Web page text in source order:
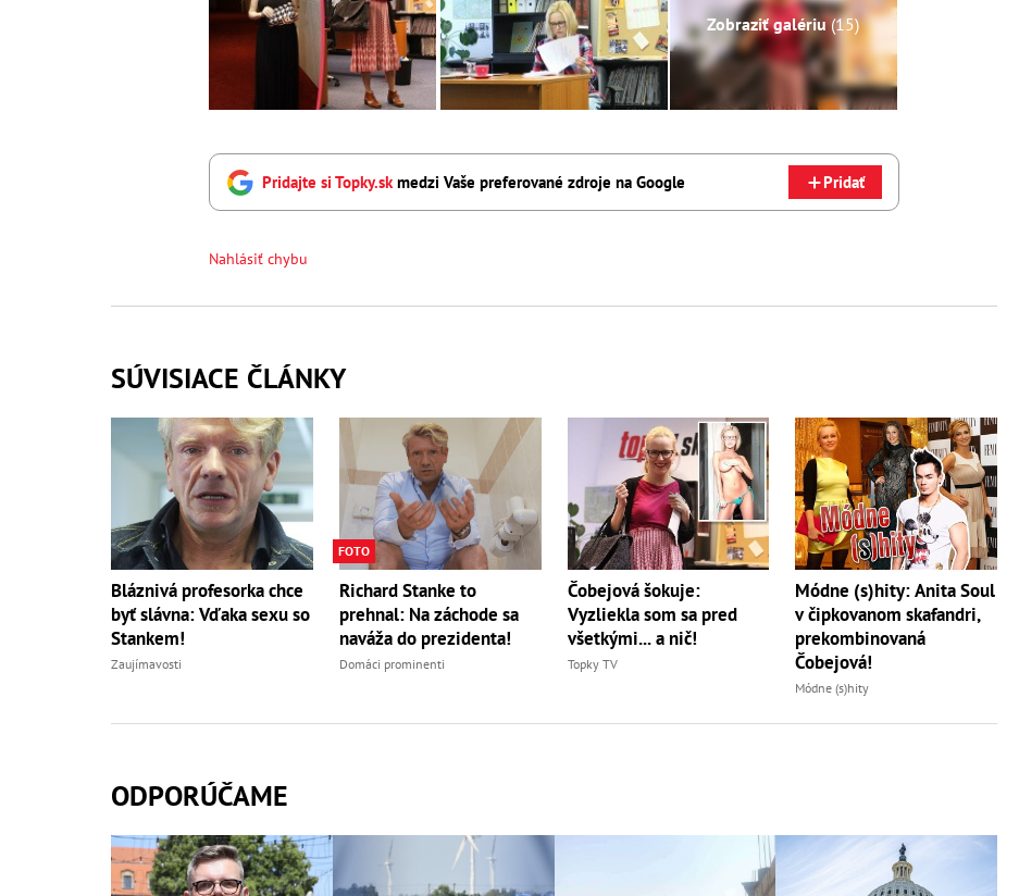
Zobraziť galériu(15)
Pridajte si Topky.sk medzi Vaše preferované zdroje na Google Pridať
Nahlásiť chybu
SÚVISIACE ČLÁNKY
Bláznivá profesorka chce
byť slávna: Vďaka sexu so
Stankem!
Zaujímavosti
FOTO
Richard Stanke to
prehnal: Na záchode sa
naváža do prezidenta!
Domáci prominenti
Čobejová šokuje:
Vyzliekla som sa pred
všetkými... a nič!
Topky TV
Módne (s)hity: Anita Soul
v čipkovanom skafandri,
prekombinovaná
Čobejová!
Módne (s)hity
ODPORÚČAME